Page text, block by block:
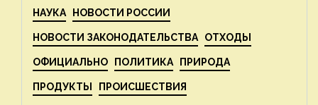
НАУКА НОВОСТИ РОССИИ
НОВОСТИ ЗАКОНОДАТЕЛЬСТВА ОТХОДЫ
ОФИЦИАЛЬНО ПОЛИТИКА ПРИРОДА
ПРОДУКТЫ ПРОИСШЕСТВИЯ